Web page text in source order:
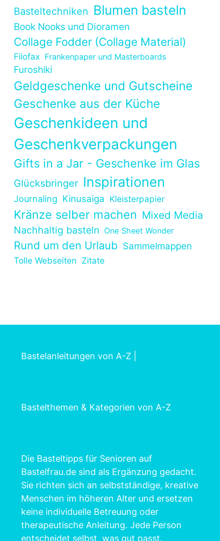
Basteltechniken Blumen basteln
Book Nooks und Dioramen
Collage Fodder (Collage Material)
Filofax Frankenpaper und Masterboards
Furoshiki
Geldgeschenke und Gutscheine
Geschenke aus der Küche
Geschenkideen und
Geschenkverpackungen
Gifts in a Jar - Geschenke im Glas
Glücksbringer Inspirationen
Journaling Kinusaiga Kleisterpapier
Kränze selber machen Mixed Media
Nachhaltig basteln One Sheet Wonder
Rund um den Urlaub Sammelmappen
Tolle Webseiten Zitate
Bastelanleitungen von A-Z
Bastelthemen & Kategorien von A-Z
Die Basteltipps für Senioren auf
Bastelfrau.de sind als Ergänzung gedacht.
Sie richten sich an selbstständige, kreative
Menschen im höheren Alter und ersetzen
keine individuelle Betreuung oder
therapeutische Anleitung. Jede Person
entscheidet selbst, was gut passt.